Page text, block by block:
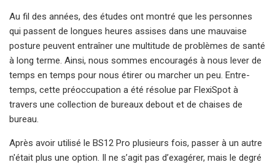
Au fil des années, des études ont montré que les personnes
qui passent de longues heures assises dans une mauvaise
posture peuvent entraîner une multitude de problèmes de santé
à long terme. Ainsi, nous sommes encouragés à nous lever de
temps en temps pour nous étirer ou marcher un peu. Entre-
temps, cette préoccupation a été résolue par FlexiSpot à
travers une collection de bureaux debout et de chaises de
bureau.
Après avoir utilisé le BS12 Pro plusieurs fois, passer à un autre
n'était plus une option. Il ne s’agit pas d’exagérer, mais le degré